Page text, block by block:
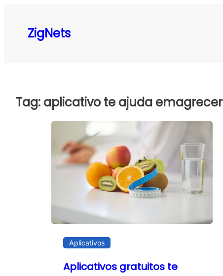
ZigNets
Tag: aplicativo te ajuda emagrecer
Aplicativos
Aplicativos gratuitos te